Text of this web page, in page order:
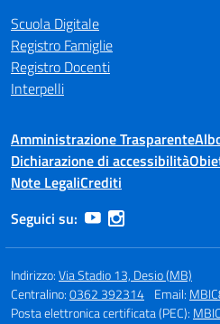
Scuola Digitale
Registro Famiglie
Registro Docenti
Interpelli
Amministrazione Trasparente
Dichiarazione di accessibilità
Note LegaliCrediti
Seguici su:
Indirizzo:Via Stadio 13, Desio (MB)
Centralino:0362 392314 Email:
Posta elettronica certificata (PEC):